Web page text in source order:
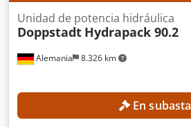
Alemania 8.326 km
Unidad de potencia hidráulica
Doppstadt Hydrapack 90.2
En subasta